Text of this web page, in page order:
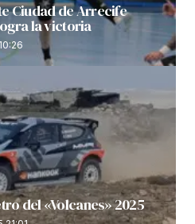
Ciudad de Arrecife
la victoria
del «Volcanes» 2025